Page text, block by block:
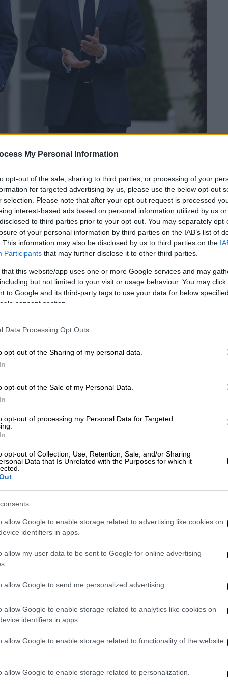
My Personal Information
opt-out of the sale, sharing to third parties, or processing of your
for targeted advertising by us, please use the below opt-out
selection. Please note that after your opt-out request is processed
interest-based ads based on personal information utilized by us
to third parties prior to your opt-out. You may separately
of your personal information by third parties on the IAB’s list of
This information may also be disclosed by us to third parties on the
Participants that may further disclose it to other third parties.
that this website/app uses one or more Google services and may
but not limited to your visit or usage behaviour. You may
to Google and its third-party tags to use your data for below
consent section.
Data Processing Opt Outs
opt-out of the Sharing of my personal data.
opt-out of the Sale of my Personal Data.
opt-out of processing my Personal Data for Targeted
opt-out of Collection, Use, Retention, Sale, and/or Sharing
Data that Is Unrelated with the Purposes for which it
allow Google to enable storage related to advertising like cookies on
identifiers in apps.
allow my user data to be sent to Google for online advertising
allow Google to send me personalized advertising.
allow Google to enable storage related to analytics like cookies on
identifiers in apps.
allow Google to enable storage related to functionality of the website
allow Google to enable storage related to personalization.
το ΕΘΝΟΣ στη Google
Μερτς, οοποίος συναντήθηκε
της Γαλλίας Εμανουέλ Μακρόν,
και τηΒρετανία» για το θέμα της
ως συμπληρωματική σε ό,τι
μας στο ΝΑΤΟ», πρόσθεσε ο
παραχώρησε με τονΜακρόν.
κέντρο των παγκόσμιων
η εξασφάλιση πόρων»
μας να ξεκινήσουν αυτήν τη
που προσφέρουν οιΗνωμένες
with 🇫🇷French President Macron in
May 7, 2025
πυλώνα του ΝΑΤΟ» δεν
Συμμαχία
μεταξύ τωνΗνωμένων Πολιτειών
κάλεσε τον Φεβρουάριο τηΓαλλίακαι
δυνάμεις, να συζητήσουν εάν η
έναν πιθανό «πυρηνικό διαμοιρασμό
παρείχαν πυρηνική ασφάλεια».
τουΝΑΤΟ» δεν αποδυναμώνει την